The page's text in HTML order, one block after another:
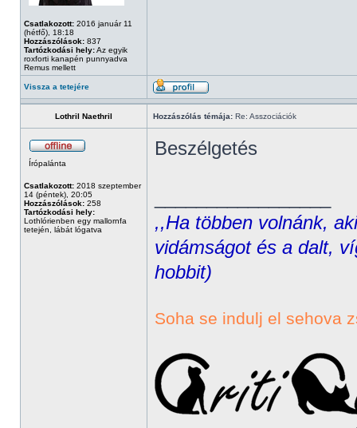
Csatlakozott: 2016 január 11
(hétfő), 18:18
Hozzászólások: 837
Tartózkodási hely:Az egyik
roxforti kanapén punnyadva
Remus mellett
Vissza a tetejére
Lothril Naethril Hozzászólás témája: Re: Asszociációk
Írópalánta
Csatlakozott: 2018 szeptember
14 (péntek), 20:05
Hozzászólások: 258
Tartózkodási hely:
Lothlórienben egy mallornfa
tetején, lábát lógatva
Beszélgetés
,,Ha többen volnánk,
vidámságot és a dalt,
hobbit)
Soha se indulj el sehova